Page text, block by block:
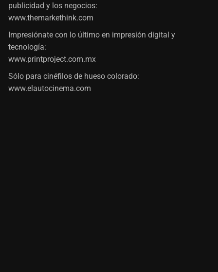
publicidad y los negocios:
www.themarkethink.com
Impresiónate con lo último en impresión digital y
tecnología:
www.printproject.com.mx
Sólo para cinéfilos de hueso colorado:
www.elautocinema.com